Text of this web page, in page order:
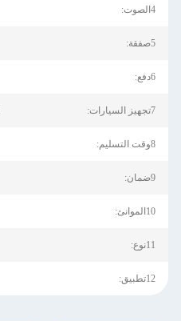
4الصوت:
5صفقة:
6دفع:
7تجهيز السيارات:
8وقت التسليم:
9ضمان:
10الموانئ:
11نوع:
12تطبيق: